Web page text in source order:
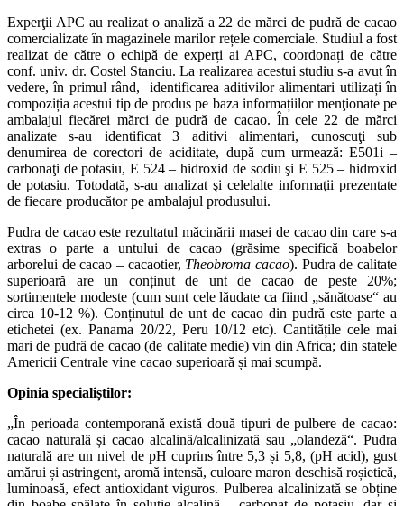
Experţii APC au realizat o analiză a 22 de mărci de pudră de cacao
comercializate în magazinele marilor rețele comerciale. Studiul a fost
realizat de către o echipă de experți ai APC, coordonați de către
conf. univ. dr. Costel Stanciu. La realizarea acestui studiu s-a avut în
vedere, în primul rând, identificarea aditivilor alimentari utilizați în
compoziția acestui tip de produs pe baza informațiilor menţionate pe
ambalajul fiecărei mărci de pudră de cacao. În cele 22 de mărci
analizate s-au identificat 3 aditivi alimentari, cunoscuţi sub
denumirea de corectori de aciditate, după cum urmează: E501i –
carbonaţi de potasiu, E 524 – hidroxid de sodiu şi E 525 – hidroxid
de potasiu. Totodată, s-au analizat şi celelalte informaţii prezentate
de fiecare producător pe ambalajul produsului.
Pudra de cacao este rezultatul măcinării masei de cacao din care s-a
extras o parte a untului de cacao (grăsime specifică boabelor
arborelui de cacao – cacaotier, Theobroma cacao). Pudra de calitate
superioară are un conținut de unt de cacao de peste 20%;
sortimentele modeste (cum sunt cele lăudate ca fiind „sănătoase“ au
circa 10-12 %). Conținutul de unt de cacao din pudră este parte a
etichetei (ex. Panama 20/22, Peru 10/12 etc). Cantitățile cele mai
mari de pudră de cacao (de calitate medie) vin din Africa; din statele
Americii Centrale vine cacao superioară și mai scumpă.
Opinia specialiștilor:
„În perioada contemporană există două tipuri de pulbere de cacao:
cacao naturală și cacao alcalină/alcalinizată sau „olandeză“. Pudra
naturală are un nivel de pH cuprins între 5,3 și 5,8, (pH acid), gust
amărui și astringent, aromă intensă, culoare maron deschisă roșietică,
luminoasă, efect antioxidant viguros. Pulberea alcalinizată se obține